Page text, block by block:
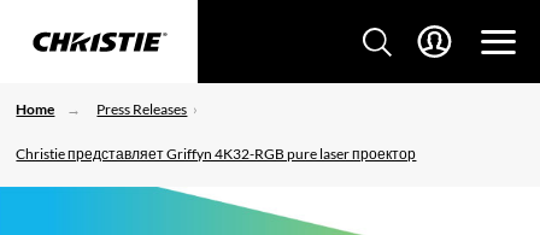
Home Press Releases
Christie представляет Griffyn 4K32-RGB pure laser проектор